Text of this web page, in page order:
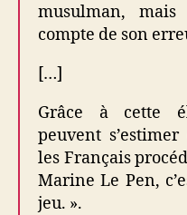
musulman,
compte de son
[…]
Grâce à cette
peuvent
les Français
Marine Le Pen,
jeu. ».